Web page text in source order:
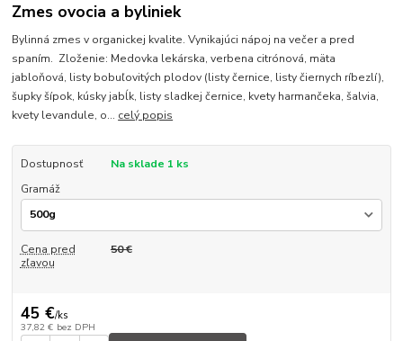
Zmes ovocia a byliniek
Bylinná zmes v organickej kvalite. Vynikajúci nápoj na večer a pred
spaním. Zloženie: Medovka lekárska, verbena citrónová, mäta
jabloňová, listy bobuľovitých plodov (listy černice, listy čiernych ríbezlí),
šupky šípok, kúsky jabĺk, listy sladkej černice, kvety harmančeka, šalvia,
kvety levandule, o... celý popis
Dostupnosť
Na sklade 1 ks
Gramáž
Cena pred
zľavou
50 €
45 €/ks
37,82 € bez DPH